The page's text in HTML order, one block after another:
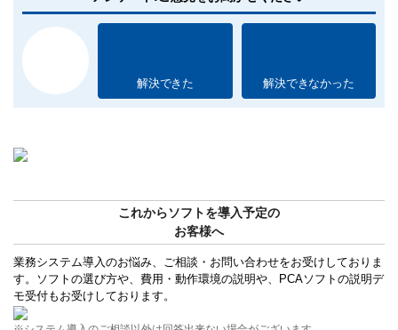
解決できた 解決できなかった
これからソフトを導入予定の
お客様へ
業務システム導入のお悩み、ご相談・お問い合わせをお受けしておりま
す。ソフトの選び方や、費用・動作環境の説明や、PCAソフトの説明デ
モ受付もお受けしております。